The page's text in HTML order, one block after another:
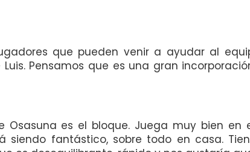
que pueden venir a ayudar al
Luis. Pensamos que es una gran
Osasuna es el bloque. Juega muy bien en
siendo fantástico, sobre todo en casa.